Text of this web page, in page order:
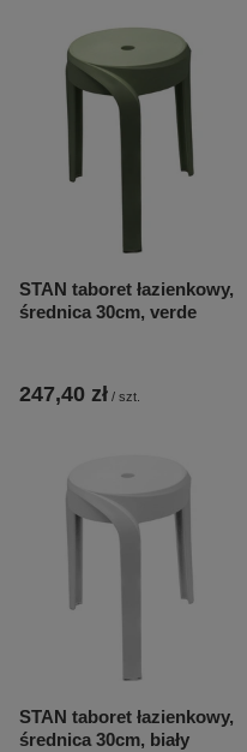
STAN taboret łazienkowy,
średnica 30cm, verde
247,40 zł / szt.
STAN taboret łazienkowy,
średnica 30cm, biały